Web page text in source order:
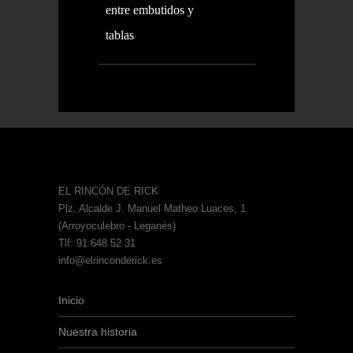
entre embutidos y
tablas
EL RINCÓN DE RICK
Plz. Alcalde J. Manuel Matheo Luaces, 1
(Arroyoculebro - Leganés)
Tlf: 91 648 52 31
info@elrinconderick.es
Inicio
Nuestra historia